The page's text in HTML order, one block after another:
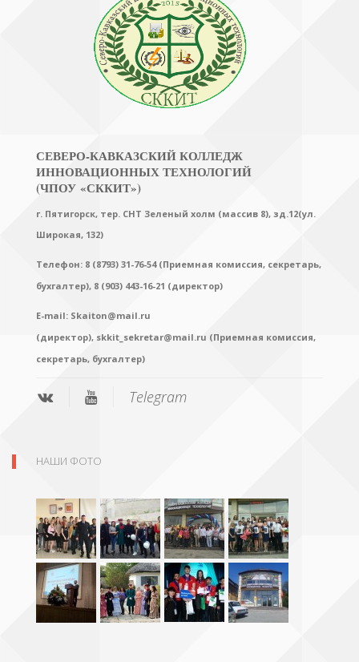
СЕВЕРО-КАВКАЗСКИЙ КОЛЛЕДЖ
ИННОВАЦИОННЫХ ТЕХНОЛОГИЙ
(ЧПОУ «СККИТ»)
г. Пятигорск, тер. СНТ Зеленый холм (массив 8), зд.12(ул.
Широкая, 132)
Телефон: 8 (8793) 31-76-54 (Приемная комиссия, секретарь,
бухгалтер), 8 (903) 443-16-21 (директор)
E-mail: Skaiton@mail.ru
(директор), skkit_sekretar@mail.ru (Приемная комиссия,
секретарь, бухгалтер)
Telegram
НАШИ ФОТО